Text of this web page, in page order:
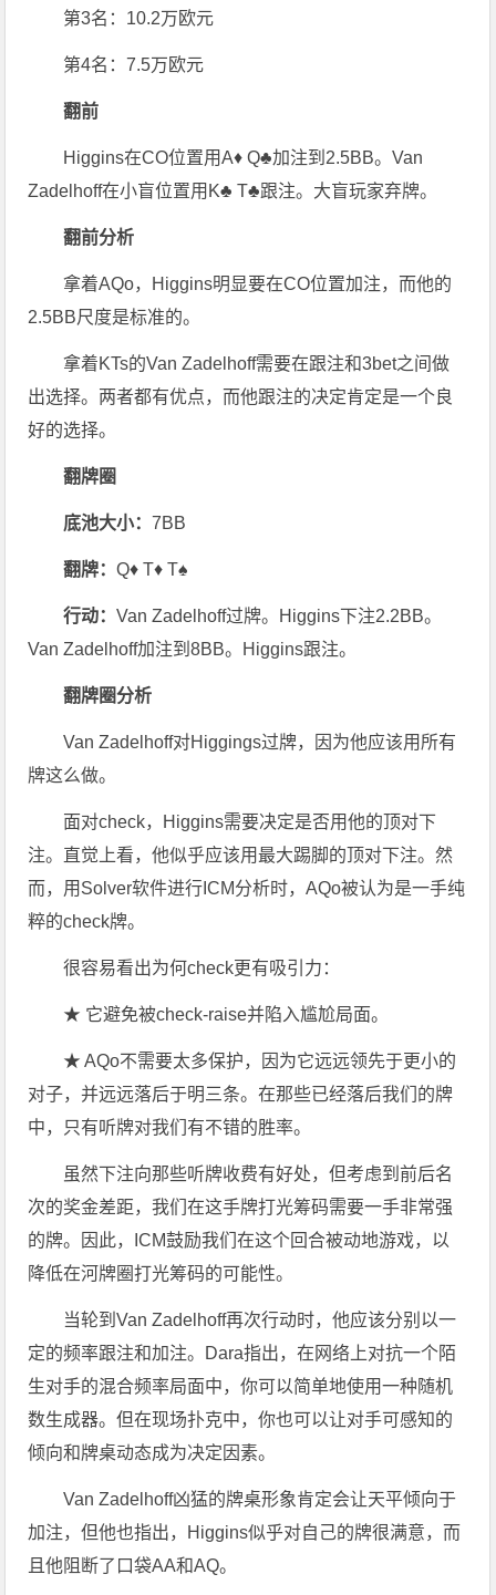
第3名：10.2万欧元
第4名：7.5万欧元
翻前
Higgins在CO位置用A♦ Q♣加注到2.5BB。Van
Zadelhoff在小盲位置用K♣ T♣跟注。大盲玩家弃牌。
翻前分析
拿着AQo，Higgins明显要在CO位置加注，而他的
2.5BB尺度是标准的。
拿着KTs的Van Zadelhoff需要在跟注和3bet之间做
出选择。两者都有优点，而他跟注的决定肯定是一个良
好的选择。
翻牌圈
底池大小：7BB
翻牌：Q♦ T♦ T♠
行动：Van Zadelhoff过牌。Higgins下注2.2BB。
Van Zadelhoff加注到8BB。Higgins跟注。
翻牌圈分析
Van Zadelhoff对Higgings过牌，因为他应该用所有
牌这么做。
面对check，Higgins需要决定是否用他的顶对下
注。直觉上看，他似乎应该用最大踢脚的顶对下注。然
而，用Solver软件进行ICM分析时，AQo被认为是一手纯
粹的check牌。
很容易看出为何check更有吸引力：
★ 它避免被check-raise并陷入尴尬局面。
★ AQo不需要太多保护，因为它远远领先于更小的
对子，并远远落后于明三条。在那些已经落后我们的牌
中，只有听牌对我们有不错的胜率。
虽然下注向那些听牌收费有好处，但考虑到前后名
次的奖金差距，我们在这手牌打光筹码需要一手非常强
的牌。因此，ICM鼓励我们在这个回合被动地游戏，以
降低在河牌圈打光筹码的可能性。
当轮到Van Zadelhoff再次行动时，他应该分别以一
定的频率跟注和加注。Dara指出，在网络上对抗一个陌
生对手的混合频率局面中，你可以简单地使用一种随机
数生成器。但在现场扑克中，你也可以让对手可感知的
倾向和牌桌动态成为决定因素。
Van Zadelhoff凶猛的牌桌形象肯定会让天平倾向于
加注，但他也指出，Higgins似乎对自己的牌很满意，而
且他阻断了口袋AA和AQ。